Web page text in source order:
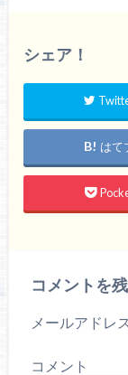
シェア！
はて
コメントを
メールアドレ
コメント